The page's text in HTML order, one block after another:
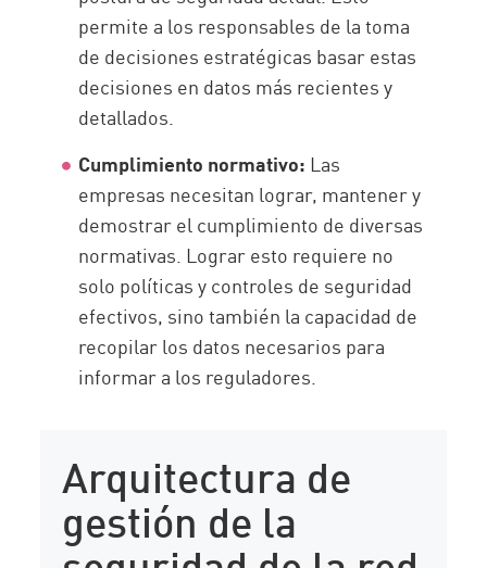
permite a los responsables de la toma
de decisiones estratégicas basar estas
decisiones en datos más recientes y
detallados.
Cumplimiento normativo: Las
empresas necesitan lograr, mantener y
demostrar el cumplimiento de diversas
normativas. Lograr esto requiere no
solo políticas y controles de seguridad
efectivos, sino también la capacidad de
recopilar los datos necesarios para
informar a los reguladores.
Arquitectura de
gestión de la